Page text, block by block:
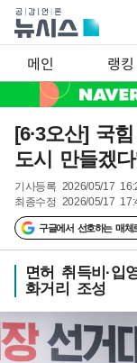
메인 랭킹
[6·3오산] 국
도시 만들겠
기사등록 2026/05/17
최종수정 2026/05/17
구글에서 선호하는 매체
면허 취득비·입
화거리 조성